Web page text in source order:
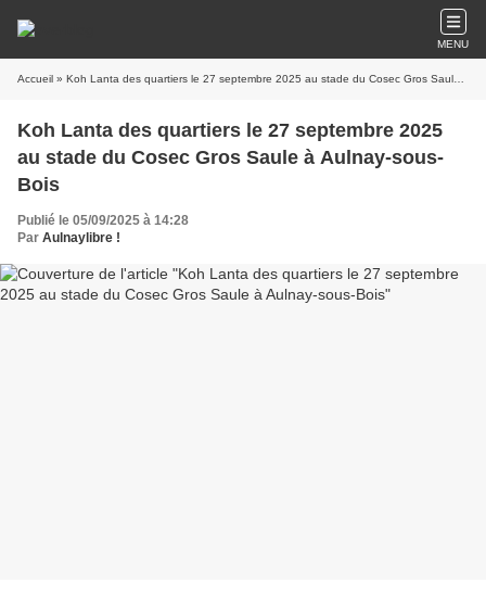
MENU
Accueil » Koh Lanta des quartiers le 27 septembre 2025 au stade du Cosec Gros Saule à Aulnay-sous-Bois
Koh Lanta des quartiers le 27 septembre 2025
au stade du Cosec Gros Saule à Aulnay-sous-
Bois
Publié le 05/09/2025 à 14:28
Par Aulnaylibre !